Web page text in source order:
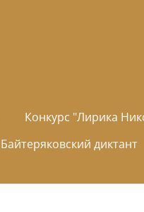
Конкурс "Лирика
Байтеряковский диктант